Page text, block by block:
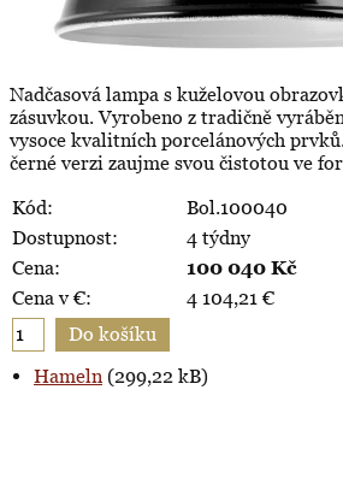
Nadčasová lampa s kuželovou
zásuvkou. Vyrobeno z tradičně
vysoce kvalitních porcelánových
černé verzi zaujme svou čistotou ve
Kód:
Bol.100040
Dostupnost:
4 týdny
Cena:
100 040 Kč
Cena v €:
4 104,21 €
Hameln (299,22 kB)